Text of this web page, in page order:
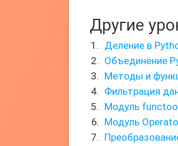
Другие
Деление в
Объединение
Методы и
Фильтрация
Модуль
Модуль